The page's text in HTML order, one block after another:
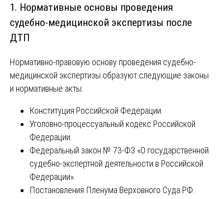
1. Нормативные основы проведения
судебно-медицинской экспертизы после
ДТП
Нормативно-правовую основу проведения судебно-
медицинской экспертизы образуют следующие законы
и нормативные акты:
Конституция Российской Федерации.
Уголовно-процессуальный кодекс Российской
Федерации.
Федеральный закон № 73-ФЗ «О государственной
судебно-экспертной деятельности в Российской
Федерации».
Постановления Пленума Верховного Суда РФ.